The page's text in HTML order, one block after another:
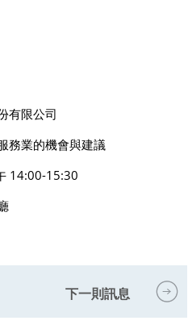
有限公司
務業的機會與建議
14:00-15:30
下一則訊息